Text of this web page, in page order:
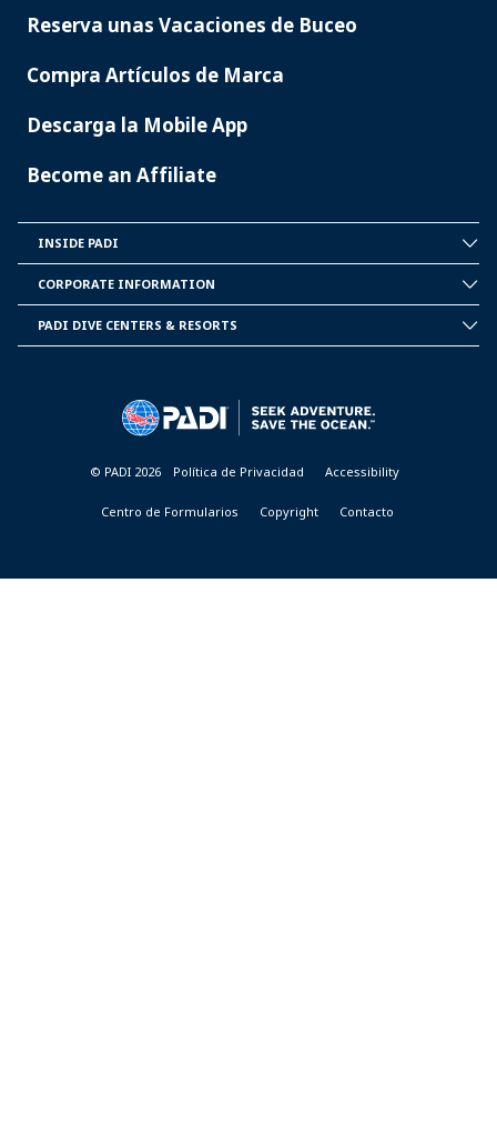
Reserva unas Vacaciones de Buceo
Compra Artículos de Marca
Descarga la Mobile App
Become an Affiliate
PADI
INSIDE PADI
INFORMATION
CORPORATE INFORMATION
PADI DIVE CENTERS & RESORTS
© PADI 2026 Política de Privacidad Accessibility
Centro de Formularios Copyright Contacto